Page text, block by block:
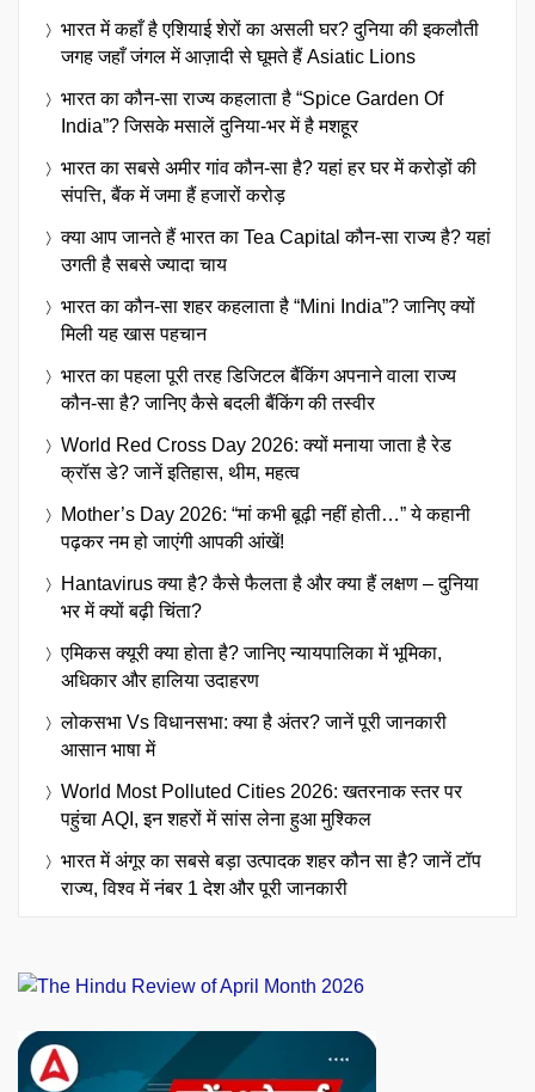
भारत में कहाँ है एशियाई शेरों का असली घर? दुनिया की इकलौती
जगह जहाँ जंगल में आज़ादी से घूमते हैं Asiatic Lions
भारत का कौन-सा राज्य कहलाता है “Spice Garden Of
India”? जिसके मसालें दुनिया-भर में है मशहूर
भारत का सबसे अमीर गांव कौन-सा है? यहां हर घर में करोड़ों की
संपत्ति, बैंक में जमा हैं हजारों करोड़
क्या आप जानते हैं भारत का Tea Capital कौन-सा राज्य है? यहां
उगती है सबसे ज्यादा चाय
भारत का कौन-सा शहर कहलाता है “Mini India”? जानिए क्यों
मिली यह खास पहचान
भारत का पहला पूरी तरह डिजिटल बैंकिंग अपनाने वाला राज्य
कौन-सा है? जानिए कैसे बदली बैंकिंग की तस्वीर
World Red Cross Day 2026: क्यों मनाया जाता है रेड
क्रॉस डे? जानें इतिहास, थीम, महत्व
Mother’s Day 2026: “मां कभी बूढ़ी नहीं होती…” ये कहानी
पढ़कर नम हो जाएंगी आपकी आंखें!
Hantavirus क्या है? कैसे फैलता है और क्या हैं लक्षण – दुनिया
भर में क्यों बढ़ी चिंता?
एमिकस क्यूरी क्या होता है? जानिए न्यायपालिका में भूमिका,
अधिकार और हालिया उदाहरण
लोकसभा Vs विधानसभा: क्या है अंतर? जानें पूरी जानकारी
आसान भाषा में
World Most Polluted Cities 2026: खतरनाक स्तर पर
पहुंचा AQI, इन शहरों में सांस लेना हुआ मुश्किल
भारत में अंगूर का सबसे बड़ा उत्पादक शहर कौन सा है? जानें टॉप
राज्य, विश्व में नंबर 1 देश और पूरी जानकारी